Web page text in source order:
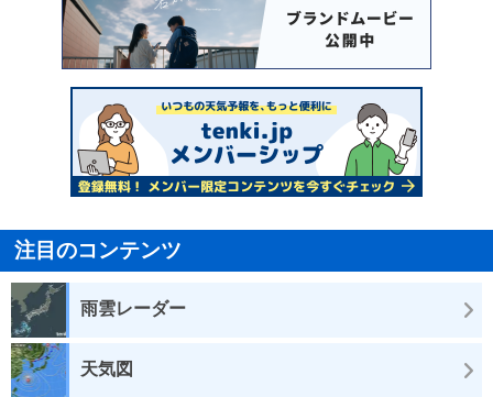
注目のコンテンツ
雨雲レーダー
天気図